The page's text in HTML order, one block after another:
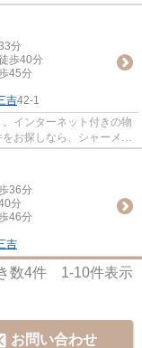
分
歩40分
45分
吉42-1
インターネット付きの物
お探しなら、シャーメゾ
36分
分
46分
吉
数4件 1-10件表示
お問い合わせ